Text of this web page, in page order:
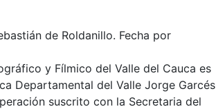
de Roldanillo. Fecha por
y Fílmico del Valle del Cauca es
Departamental del Valle Jorge Garcés
suscrito con la Secretaria del